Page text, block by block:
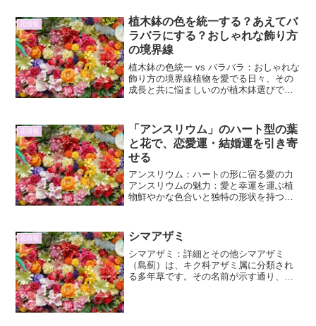
花情報
植木鉢の色を統一する？あえてバ
ラバラにする？おしゃれな飾り方
の境界線
植木鉢の色統一 vs バラバラ：おしゃれな
飾り方の境界線植物を愛でる日々、その
成長と共に悩ましいのが植木鉢選びで
植木鉢の色やデザインは重要な要素とな
ります。統一感を出す...
花情報
「アンスリウム」のハート型の葉
と花で、恋愛運・結婚運を引き寄
せる
アンスリウム：ハートの形に宿る愛の力
アンスリウムの魅力：愛と幸運を運ぶ植
物鮮やかな色合いと独特の形状を持つア
型の葉と、まるでベルベットのような質
感を持ち、鮮烈な赤やピン...
花情報 シマアザミ
シマアザミ：詳細とその他シマアザミ
（島薊）は、キク科アザミ属に分類され
る多年草です。その名前が示す通り、日